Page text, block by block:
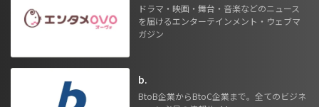
ドラマ・映画・舞台・音楽などのニュース
を届けるエンターテインメント・ウェブマ
ガジン
b.
BtoB企業からBtoC企業まで。全てのビジネ